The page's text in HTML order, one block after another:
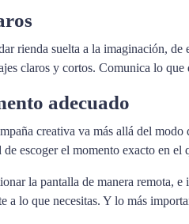
rienda suelta a la imaginación,
claros y cortos. Comunica lo
adecuado
creativa va más allá del
escoger el momento exacto en el
la pantalla de manera remota,
a lo que necesitas. Y lo más